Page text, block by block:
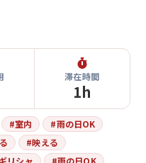
滞在時間
1h
#室内 #雨の日OK
#映える